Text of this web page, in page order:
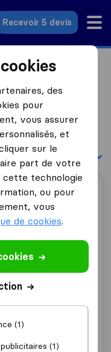
Recevoir 5 devis
Sannois
des
pour
vous assurer
et
sur le
part de votre
cette technologie
ou pour
vous
de cookies.
(1)
(1)